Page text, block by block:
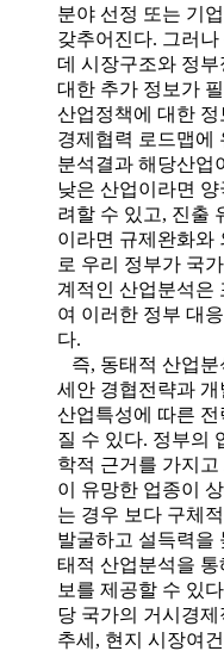
분야 선정 또는 기
갖추어진다. 그러
데 시장구조와 정부
대한 추가 정보가
산업정책에 대한
경제협력 로드맵에
분석결과 해당산업
낮은 산업이라면
려할 수 있고, 진출
이라면 규제완화와
로 우리 정부가 국
계적인 산업분석은
여 이러한 정부 대
다.
즉, 동태적 산업분
세안 경협전략과
산업특성에 따른
질 수 있다. 정부의
학적 근거를 가지
이 유망한 업종이
는 경우 보다 구체
발굴하고 설득력을
태적 산업분석을
보를 제공할 수 있
당 국가의 거시경
추세, 현지 시장여